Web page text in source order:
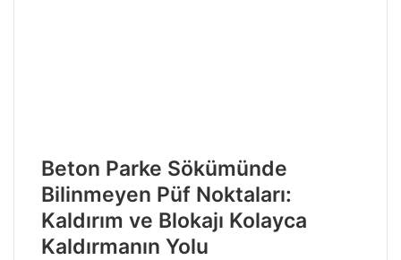
Beton Parke Sökümünde
Bilinmeyen Püf Noktaları:
Kaldırım ve Blokajı Kolayca
Kaldırmanın Yolu